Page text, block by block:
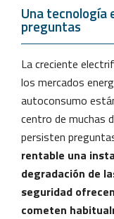
Una tecnología
preguntas
La creciente
los mercados
autoconsumo
centro de muchas
persisten
rentable una
degradación de
seguridad
cometen